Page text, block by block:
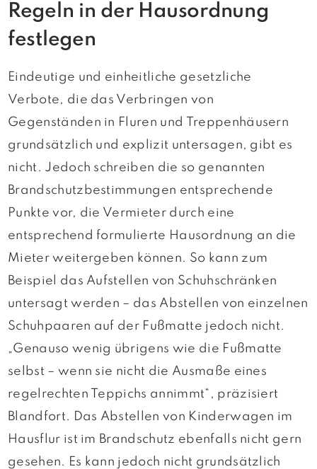
Regeln in der Hausordnung
festlegen
Eindeutige und einheitliche gesetzliche
Verbote, die das Verbringen von
Gegenständen in Fluren und Treppenhäusern
grundsätzlich und explizit untersagen, gibt es
nicht. Jedoch schreiben die so genannten
Brandschutzbestimmungen entsprechende
Punkte vor, die Vermieter durch eine
entsprechend formulierte Hausordnung an die
Mieter weitergeben können. So kann zum
Beispiel das Aufstellen von Schuhschränken
untersagt werden – das Abstellen von einzelnen
Schuhpaaren auf der Fußmatte jedoch nicht.
„Genauso wenig übrigens wie die Fußmatte
selbst – wenn sie nicht die Ausmaße eines
regelrechten Teppichs annimmt“, präzisiert
Blandfort. Das Abstellen von Kinderwagen im
Hausflur ist im Brandschutz ebenfalls nicht gern
gesehen. Es kann jedoch nicht grundsätzlich